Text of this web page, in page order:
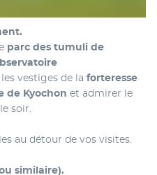
parc des tumuli de
les vestiges de la forteresse
de Kyochon
soir.
au détour de vos visites.
similaire).